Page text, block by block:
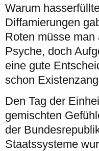
Warum
Diffamierungen
Roten müsse man
Psyche, doch
eine gute
schon
Den Tag der
gemischten
der
Staatssysteme